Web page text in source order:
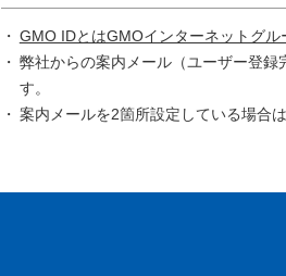
GMO IDとはGMOインターネットグル
弊社からの案内メール（ユーザー登
す。
案内メールを2箇所設定している場合